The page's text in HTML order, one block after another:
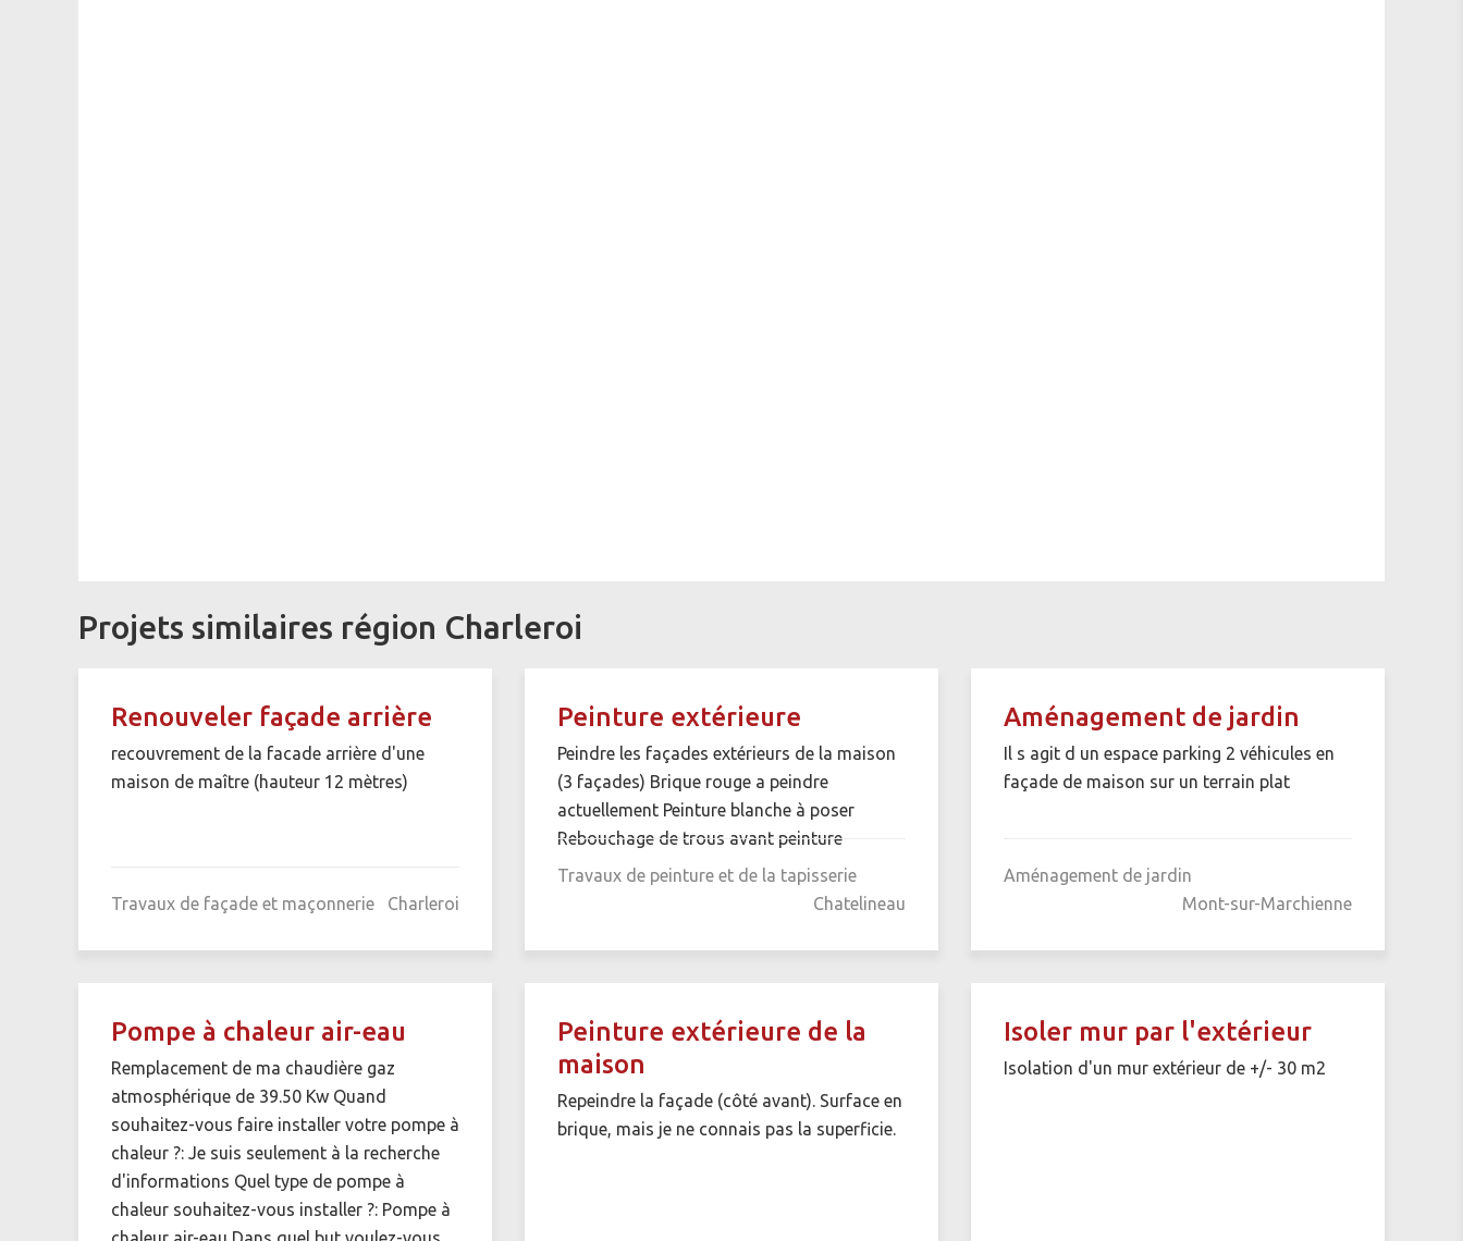
Projets similaires région Charleroi
Renouveler façade arrière
recouvrement de la facade arrière d'une
maison de maître (hauteur 12 mètres)
Travaux de façade et maçonnerie Charleroi
Peinture extérieure
Peindre les façades extérieurs de la maison
(3 façades) Brique rouge a peindre
actuellement Peinture blanche à poser
Rebouchage de trous avant peinture
Travaux de peinture et de la tapisserie
Chatelineau
Aménagement de jardin
Il s agit d un espace parking 2 véhicules en
façade de maison sur un terrain plat
Aménagement de jardin
Mont-sur-Marchienne
Pompe à chaleur air-eau
Remplacement de ma chaudière gaz
atmosphérique de 39.50 Kw Quand
souhaitez-vous faire installer votre pompe à
chaleur ?: Je suis seulement à la recherche
d'informations Quel type de pompe à
chaleur souhaitez-vous installer ?: Pompe à
Peinture extérieure de la
maison
Repeindre la façade (côté avant). Surface en
brique, mais je ne connais pas la superficie.
Isoler mur par l'extérieur
Isolation d'un mur extérieur de +/- 30 m2